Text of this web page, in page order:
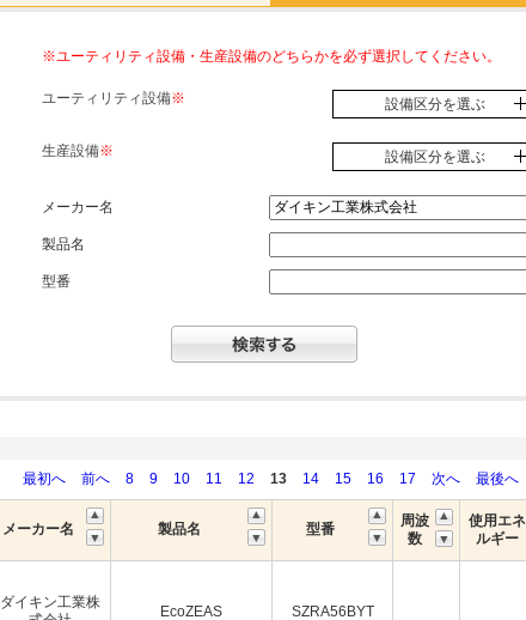
※ユーティリティ設備・生産設備のどちらかを必ず選択してください。
ユーティリティ設備※ 設備区分を選ぶ
生産設備※ 設備区分を選ぶ
メーカー名
製品名
型番
最初へ
前へ 8 9 10 11 12 13 14 15 16 17 次へ 最後へ
メーカー名 製品名 型番
周波
数
使用エネ
ルギー
ダイキン工業株
EcoZEAS SZRA56BYT